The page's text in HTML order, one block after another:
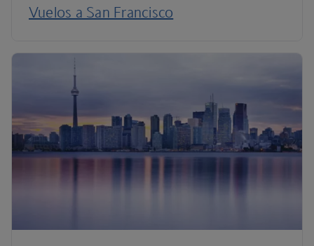
Vuelos a San Francisco